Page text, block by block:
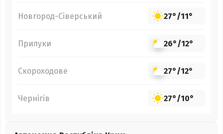
Новгород-Сіверський 27°/11°
Прилуки 26°/12°
Скороходове 27°/12°
Чернігів 27°/10°